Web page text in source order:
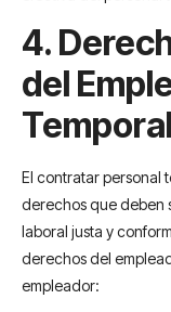
4.
del
Temporal
El contratar personal
derechos que deben
laboral justa y
derechos del
empleador: